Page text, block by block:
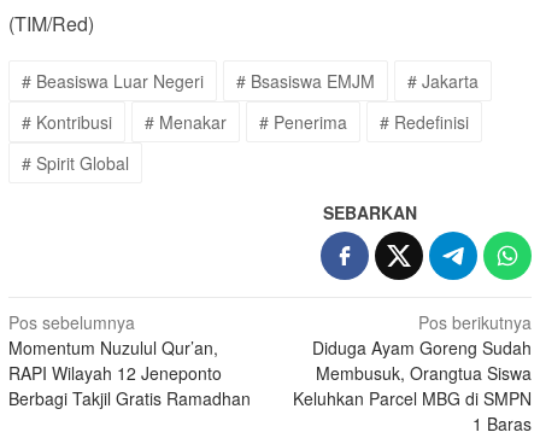
(TIM/Red)
# Beasiswa Luar Negeri # Bsasiswa EMJM
# Jakarta
# Kontribusi
# Menakar # Penerima
# Redefinisi
# Spirit Global
SEBARKAN
Navigasi
pos
Pos sebelumnya
Momentum Nuzulul Qur’an,
RAPI Wilayah 12 Jeneponto
Berbagi Takjil Gratis Ramadhan
Pos berikutnya
Diduga Ayam Goreng Sudah
Membusuk, Orangtua Siswa
Keluhkan Parcel MBG di SMPN
1 Baras